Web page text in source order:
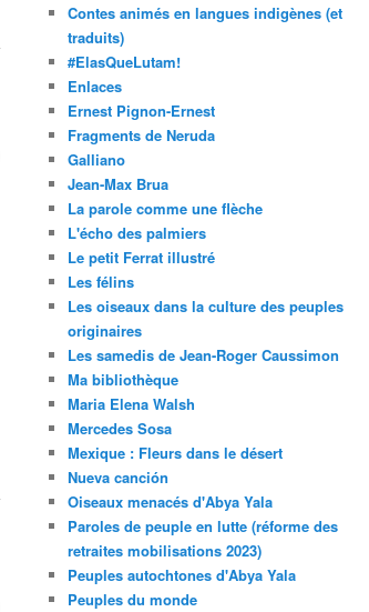
Contes animés en langues indigènes (et
traduits)
#ElasQueLutam!
Enlaces
Ernest Pignon-Ernest
Fragments de Neruda
Galliano
Jean-Max Brua
La parole comme une flèche
L'écho des palmiers
Le petit Ferrat illustré
Les félins
Les oiseaux dans la culture des peuples
originaires
Les samedis de Jean-Roger Caussimon
Ma bibliothèque
Maria Elena Walsh
Mercedes Sosa
Mexique : Fleurs dans le désert
Nueva canción
Oiseaux menacés d'Abya Yala
Paroles de peuple en lutte (réforme des
retraites mobilisations 2023)
Peuples autochtones d'Abya Yala
Peuples du monde